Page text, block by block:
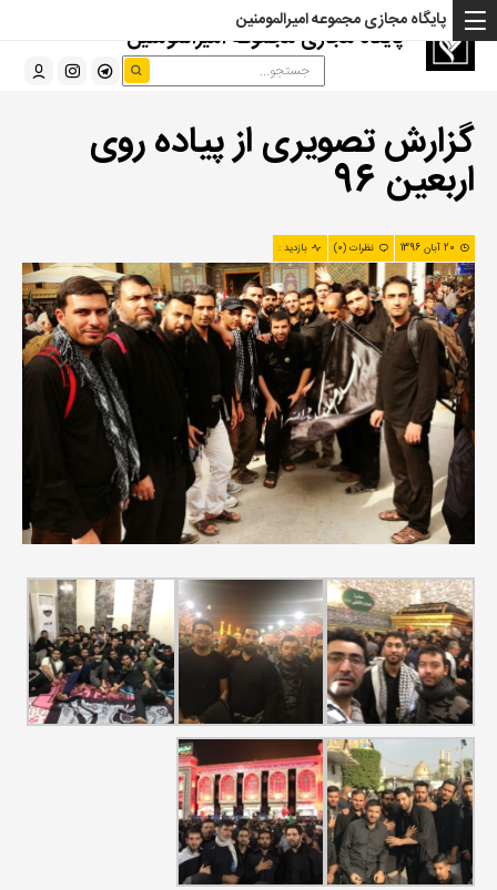
پایگاه مجازی مجموعه امیرالمومنین
پایگاه مجازی مجموعه امیرالمومنین
گزارش تصویری از پیاده روی
اربعین 96
20 آبان 1396 نظرات (0) بازدید :